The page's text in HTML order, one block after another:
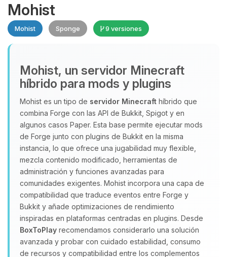
Mohist
Mohist Sponge 9 versiones
Mohist, un servidor Minecraft
híbrido para mods y plugins
Mohist es un tipo de servidor Minecraft híbrido que
combina Forge con las API de Bukkit, Spigot y en
algunos casos Paper. Esta base permite ejecutar mods
de Forge junto con plugins de Bukkit en la misma
instancia, lo que ofrece una jugabilidad muy flexible,
mezcla contenido modificado, herramientas de
administración y funciones avanzadas para
comunidades exigentes. Mohist incorpora una capa de
compatibilidad que traduce eventos entre Forge y
Bukkit y añade optimizaciones de rendimiento
inspiradas en plataformas centradas en plugins. Desde
BoxToPlay recomendamos considerarlo una solución
avanzada y probar con cuidado estabilidad, consumo
de recursos y compatibilidad entre los complementos
Yupi, por fin alguien con quien
hablar! Soy Choupy, tu pequeno
asistente de BoxToPlay. Cuentame
que necesitas y moveré mis
pequenos circuitos para ayudarte.
07/08/2026 04:38